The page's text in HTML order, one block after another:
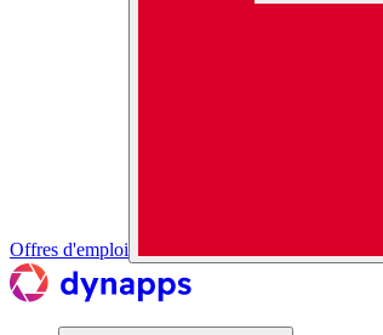
Offres d'emploi